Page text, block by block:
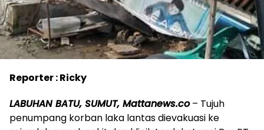
Reporter : Ricky
LABUHAN BATU, SUMUT, Mattanews.co– Tujuh
penumpang korban laka lantas dievakuasi ke